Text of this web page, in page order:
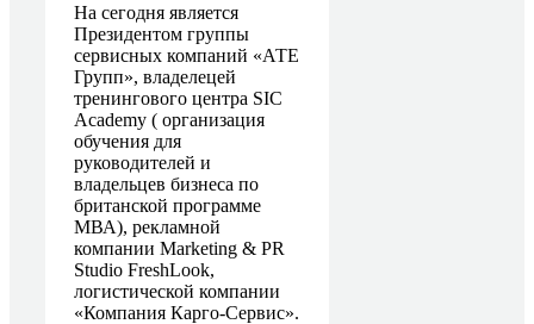
На сегодня является
Президентом группы
сервисных компаний «АТЕ
Групп», владелецей
тренингового центра SIC
Academy ( организация
обучения для
руководителей и
владельцев бизнеса по
британской программе
МВА), рекламной
компании Marketing & PR
Studio FreshLook,
логистической компании
«Компания Карго-Сервис».